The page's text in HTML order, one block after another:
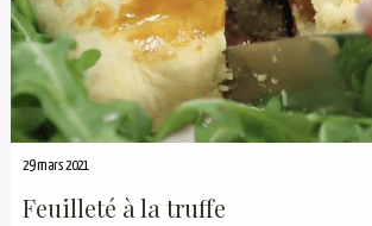
29 mars 2021
Feuilleté à la truffe